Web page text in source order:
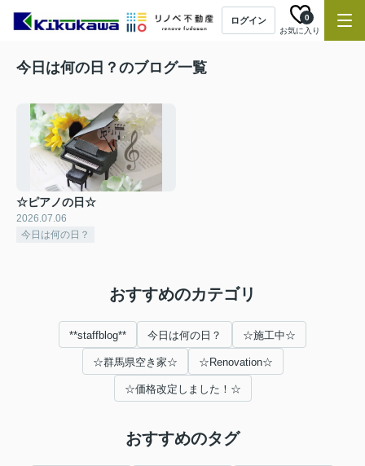
ログイン
お気に入り
0
今日は何の日？のブログ一覧
☆ピアノの日☆
2026.07.06
今日は何の日？
おすすめのカテゴリ
**staffblog** 今日は何の日？ ☆施工中☆
☆群馬県空き家☆ ☆Renovation☆
☆価格改定しました！☆
おすすめのタグ